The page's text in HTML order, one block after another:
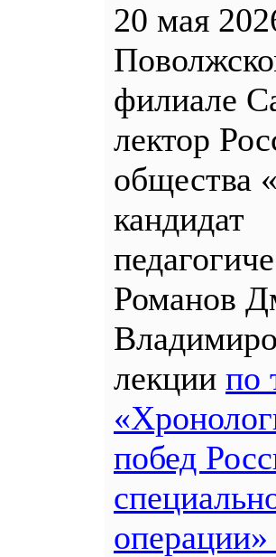
20 мая
филиале
лектор
общества
кандидат
Романов
лекции по
побед